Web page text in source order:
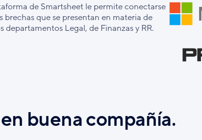
de Smartsheet le permite conectarse
que se presentan en materia de
Legal, de Finanzas y RR.
buena compañía.